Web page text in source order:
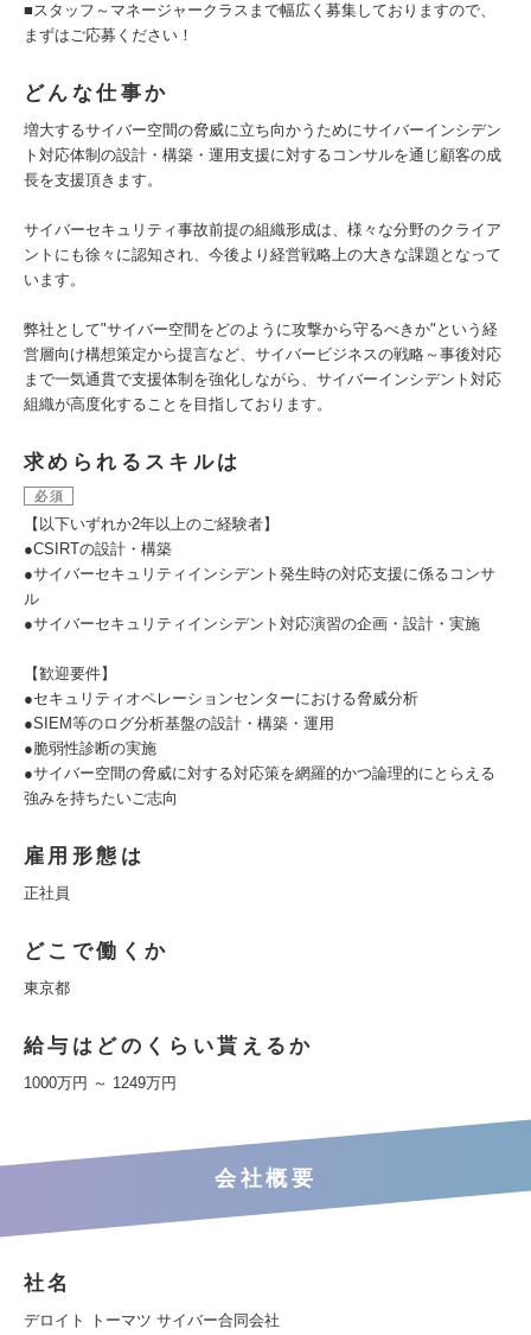
■スタッフ～マネージャークラスまで幅広く募集しておりますので、
まずはご応募ください！
どんな仕事か
増大するサイバー空間の脅威に立ち向かうためにサイバーインシデン
ト対応体制の設計・構築・運用支援に対するコンサルを通じ顧客の成
長を支援頂きます。
サイバーセキュリティ事故前提の組織形成は、様々な分野のクライア
ントにも徐々に認知され、今後より経営戦略上の大きな課題となって
います。
弊社として"サイバー空間をどのように攻撃から守るべきか"という経
営層向け構想策定から提言など、サイバービジネスの戦略～事後対応
まで一気通貫で支援体制を強化しながら、サイバーインシデント対応
組織が高度化することを目指しております。
求められるスキルは
必須
【以下いずれか2年以上のご経験者】
●CSIRTの設計・構築
●サイバーセキュリティインシデント発生時の対応支援に係るコンサ
ル
●サイバーセキュリティインシデント対応演習の企画・設計・実施
【歓迎要件】
●セキュリティオペレーションセンターにおける脅威分析
●SIEM等のログ分析基盤の設計・構築・運用
●脆弱性診断の実施
●サイバー空間の脅威に対する対応策を網羅的かつ論理的にとらえる
強みを持ちたいご志向
雇用形態は
正社員
どこで働くか
東京都
給与はどのくらい貰えるか
1000万円 ～ 1249万円
会社概要
社名
デロイト トーマツ サイバー合同会社